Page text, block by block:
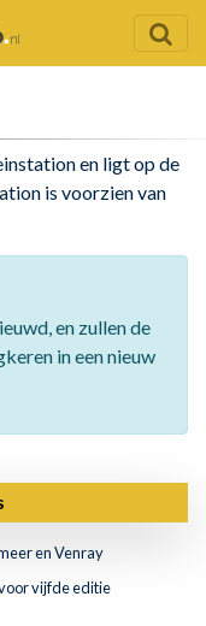
en ligt op de
is voorzien van
en zullen de
in een nieuw
en Venray
vijfde editie